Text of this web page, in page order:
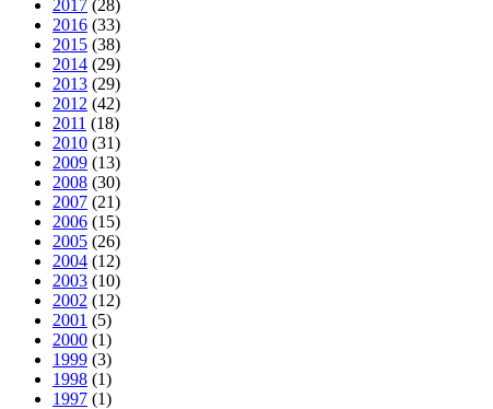
2017 (28)
2016 (33)
2015 (38)
2014 (29)
2013 (29)
2012 (42)
2011 (18)
2010 (31)
2009 (13)
2008 (30)
2007 (21)
2006 (15)
2005 (26)
2004 (12)
2003 (10)
2002 (12)
2001 (5)
2000 (1)
1999 (3)
1998 (1)
1997 (1)